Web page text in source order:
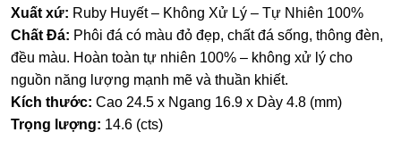
Xuất xứ: Ruby Huyết – Không Xử Lý – Tự Nhiên 100%
Chất Đá: Phôi đá có màu đỏ đẹp, chất đá sống, thông đèn,
đều màu. Hoàn toàn tự nhiên 100% – không xử lý cho
nguồn năng lượng mạnh mẽ và thuần khiết.
Kích thước: Cao 24.5 x Ngang 16.9 x Dày 4.8 (mm)
Trọng lượng: 14.6 (cts)